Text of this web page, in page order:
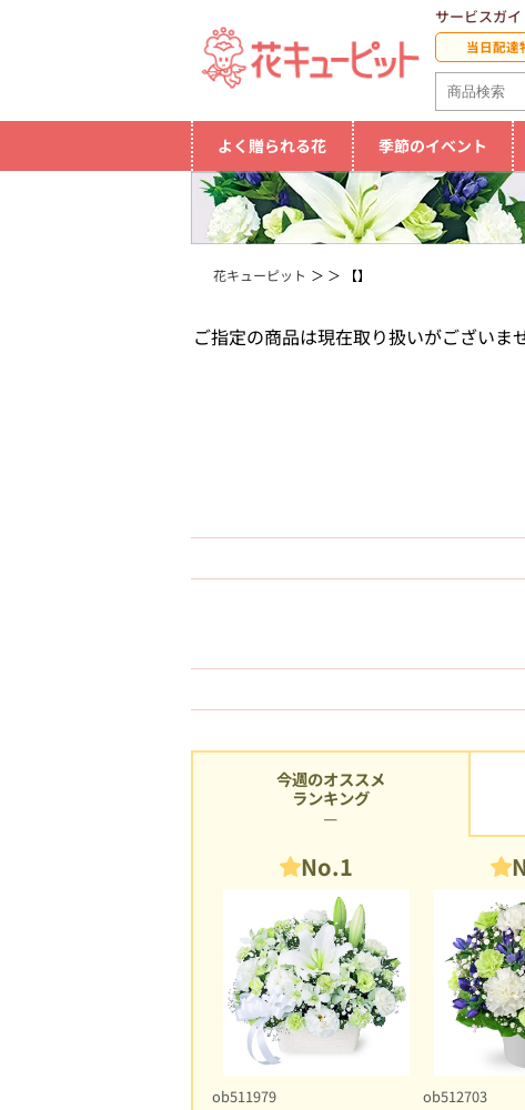
サービスガイ
当日配達
よく贈られる花 季節のイベント
花キューピット 【】
ご指定の商品は現在取り扱いがございま
今週のオススメ
ランキング
No.1
ob511979 ob512703